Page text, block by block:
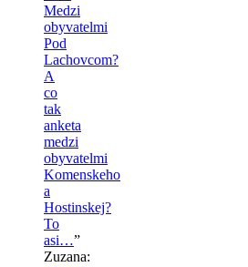
Medzi
obyvatelmi
Pod
Lachovcom?
A
co
tak
anketa
medzi
obyvatelmi
Komenskeho
a
Hostinskej?
To
asi…”
Zuzana: